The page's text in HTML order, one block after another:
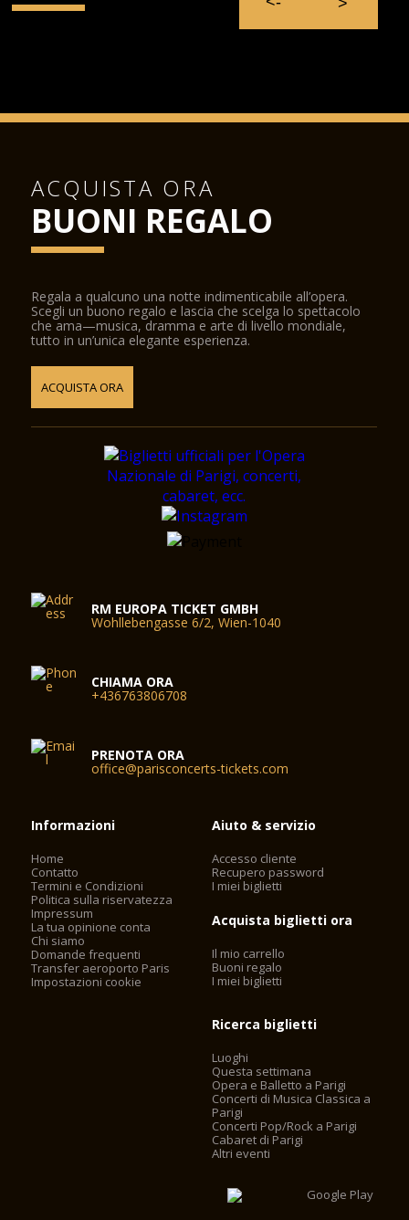
ACQUISTA ORA
BUONI REGALO
Regala a qualcuno una notte indimenticabile all’opera.
Scegli un buono regalo e lascia che scelga lo spettacolo
che ama—musica, dramma e arte di livello mondiale,
tutto in un’unica elegante esperienza.
ACQUISTA ORA
RM EUROPA TICKET GMBH
Wohllebengasse 6/2, Wien-1040
CHIAMA ORA
+436763806708
PRENOTA ORA
office@parisconcerts-tickets.com
Informazioni
Home
Contatto
Termini e Condizioni
Politica sulla riservatezza
Impressum
La tua opinione conta
Chi siamo
Domande frequenti
Transfer aeroporto Paris
Impostazioni cookie
Aiuto & servizio
Accesso cliente
Recupero password
I miei biglietti
Acquista biglietti ora
Il mio carrello
Buoni regalo
I miei biglietti
Ricerca biglietti
Luoghi
Questa settimana
Opera e Balletto a Parigi
Concerti di Musica Classica a
Parigi
Concerti Pop/Rock a Parigi
Cabaret di Parigi
Altri eventi